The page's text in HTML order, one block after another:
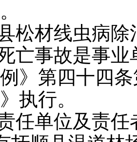
松材线虫病
亡事故是事
》第四十四
执行。
任单位及责任